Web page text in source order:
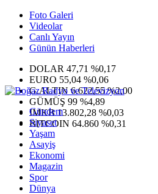
Foto Galeri
Videolar
Canlı Yayın
Günün Haberleri
DOLAR 47,71 %0,17
EURO 55,04 %0,06
G.ALTIN6.622,55 %2,00
GÜMÜŞ 99 %4,89
IMKB13.802,28 %0,03
BITCOIN 64.860 %0,31
Gündem
Siyaset
Yaşam
Asayiş
Ekonomi
Magazin
Spor
Dünya